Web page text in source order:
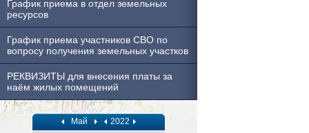
График приема в отдел земельных
ресурсов
График приема участников СВО по
вопросу получения земельных участков
РЕКВИЗИТЫ для внесения платы за
наём жилых помещений
Май 2022